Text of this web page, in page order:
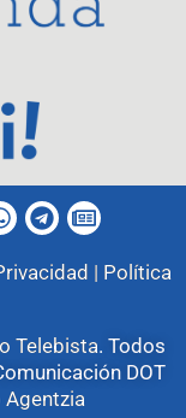
| Política
Telebista. Todos
DOT
Agentzia